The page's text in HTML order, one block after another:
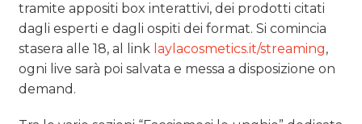
tramite appositi box interattivi, dei prodotti citati
dagli esperti e dagli ospiti dei format. Si comincia
stasera alle 18, al link laylacosmetics.it/streaming,
ogni live sarà poi salvata e messa a disposizione on
demand.